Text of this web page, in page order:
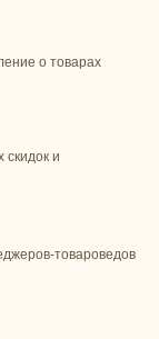
о товарах
и
товароведов